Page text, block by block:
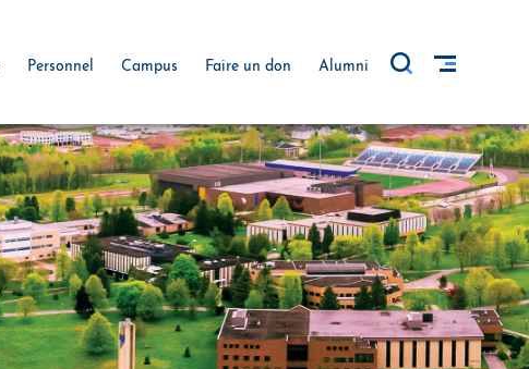
Personnel Campus Faire un don Alumni